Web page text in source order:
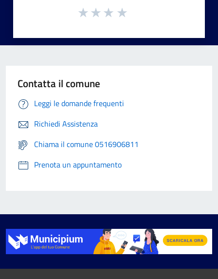
Contatta il comune
Leggi le domande frequenti
Richiedi Assistenza
Chiama il comune 0516906811
Prenota un appuntamento